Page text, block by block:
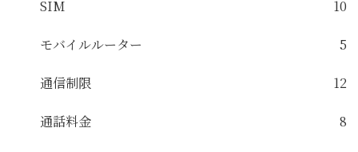
SIM 10
モバイルルーター 5
通信制限 12
通話料金 8